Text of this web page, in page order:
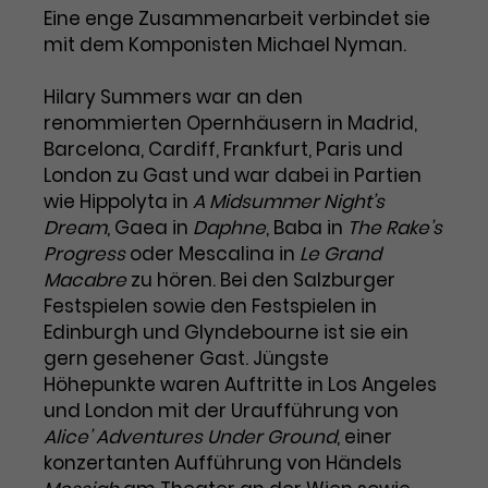
Benutzer*in wiedererkannt werden,
und es wird Zugang zu
geschützten Bereichen gewährt.
Name cookie_optin
Anbieter TYPO3
Laufzeit 1 Monat
Zweck
Enthält die gewählten Tracking-
Optin-Einstellungen.
Laufzeit 2 Jahre
Zweck
Dieses Cookie wird von Google
Analytics installiert. Das Cookie
wird verwendet, um
Besucher*innen-, Sitzungs- und
Kampagnendaten zu berechnen
und die Nutzung der Website für
den Analysebericht der Website zu
verfolgen. Die Cookies speichern
Informationen anonym und weisen
eine zufallsgenerierte Nummer zu,
um Besuche zu erkennen.
Name _gid
Anbieter Google Analytics
Marketing
Diese Gruppe beinhaltet alle Scripte, die es uns
Werbekampagnen zu analysieren und
Conversions zu messen. Außerdem helfen sie
uns dabei Werbeanzeigen und Inhalte besser auf
die Interessen unserer Nutzer abzustimmen.
Name
_gcl_au
Anbieter Google Ads
Laufzeit 3 Monate
Zweck
Wird von Google verwendet, um
die Effizienz von Werbeanzeigen zu
messen und Conversions zu
speichern. Dieses Cookie hilft dabei
nachzuvollziehen, ob Nutzer über
Google-Anzeigen auf unsere
Website gelangt sind.
Cookie-Informationen
Eine enge Zusammenarbeit verbindet sie
mit dem Komponisten Michael Nyman.
Hilary Summers war an den
renommierten Opernhäusern in Madrid,
Barcelona, Cardiff, Frankfurt, Paris und
London zu Gast und war dabei in Partien
wie Hippolyta in A Midsummer Night’s
Dream, Gaea in Daphne, Baba in The Rake’s
Progressoder Mescalina in Le Grand
Macabrezu hören. Bei den Salzburger
Festspielen sowie den Festspielen in
Edinburgh und Glyndebourne ist sie ein
gern gesehener Gast. Jüngste
Höhepunkte waren Auftritte in Los Angeles
und London mit der Uraufführung von
Alice’ Adventures Under Ground, einer
konzertanten Aufführung von Händels